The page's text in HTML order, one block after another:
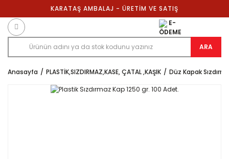
KARATAŞ AMBALAJ - ÜRETİM VE SATIŞ
ARA
E-
ÖDEME
Anasayfa PLASTİK,SIZDIRMAZ,KASE, ÇATAL ,KAŞIK Düz Kapak